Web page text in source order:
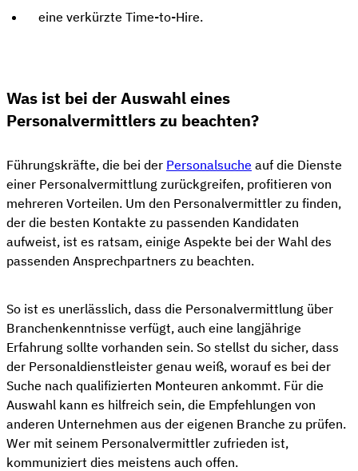
eine verkürzte Time-to-Hire.
Was ist bei der Auswahl eines
Personalvermittlers zu beachten?
Führungskräfte, die bei der Personalsuche auf die Dienste
einer Personalvermittlung zurückgreifen, profitieren von
mehreren Vorteilen. Um den Personalvermittler zu finden,
der die besten Kontakte zu passenden Kandidaten
aufweist, ist es ratsam, einige Aspekte bei der Wahl des
passenden Ansprechpartners zu beachten.
So ist es unerlässlich, dass die Personalvermittlung über
Branchenkenntnisse verfügt, auch eine langjährige
Erfahrung sollte vorhanden sein. So stellst du sicher, dass
der Personaldienstleister genau weiß, worauf es bei der
Suche nach qualifizierten Monteuren ankommt. Für die
Auswahl kann es hilfreich sein, die Empfehlungen von
anderen Unternehmen aus der eigenen Branche zu prüfen.
Wer mit seinem Personalvermittler zufrieden ist,
kommuniziert dies meistens auch offen.